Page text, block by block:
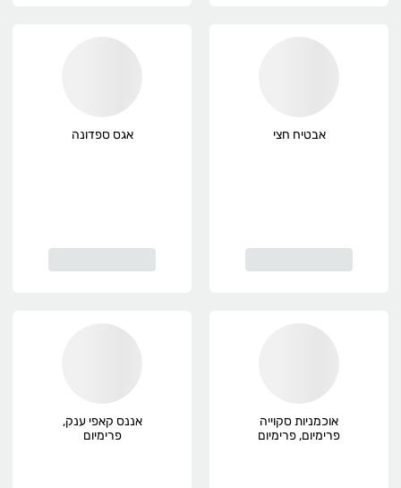
אבטיח חצי אגס ספדונה
אוכמניות סקוייה
פרימיום, פרימיום
אננס קאפי ענק,
פרימיום